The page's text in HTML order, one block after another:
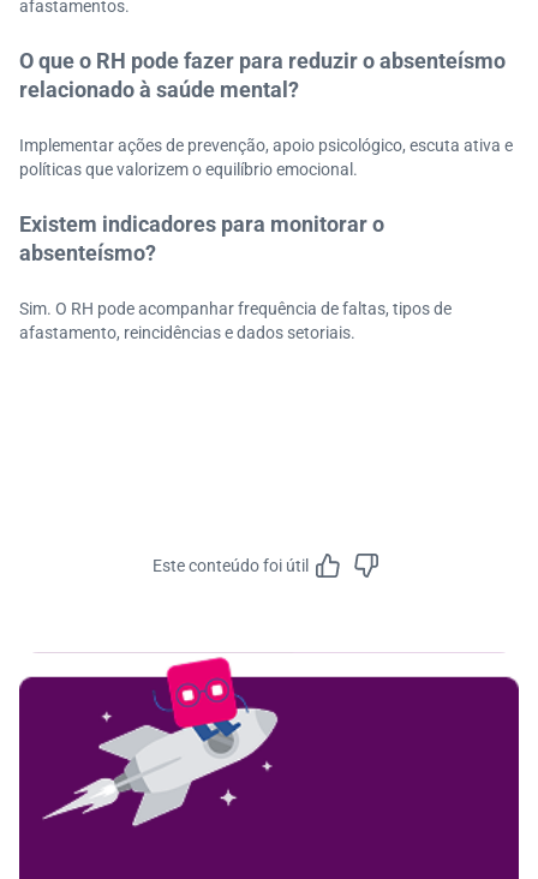
afastamentos.
O que o RH pode fazer para reduzir o absenteísmo
relacionado à saúde mental?
Implementar ações de prevenção, apoio psicológico, escuta ativa e
políticas que valorizem o equilíbrio emocional.
Existem indicadores para monitorar o
absenteísmo?
Sim. O RH pode acompanhar frequência de faltas, tipos de
afastamento, reincidências e dados setoriais.
Este conteúdo foi útil